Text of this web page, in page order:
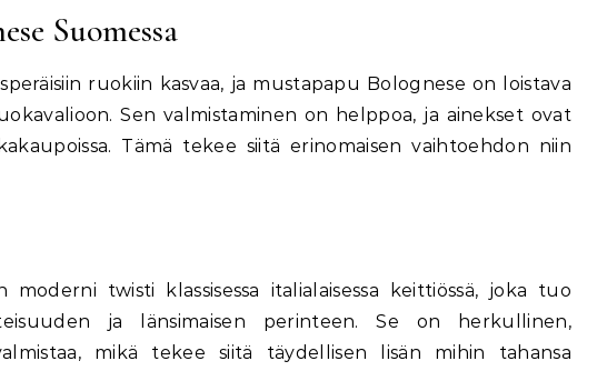
Suomessa
ruokiin kasvaa, ja mustapapu Bolognese on loistava
Sen valmistaminen on helppoa, ja ainekset ovat
Tämä tekee siitä erinomaisen vaihtoehdon niin
twisti klassisessa italialaisessa keittiössä, joka tuo
ja länsimaisen perinteen. Se on herkullinen,
mikä tekee siitä täydellisen lisän mihin tahansa